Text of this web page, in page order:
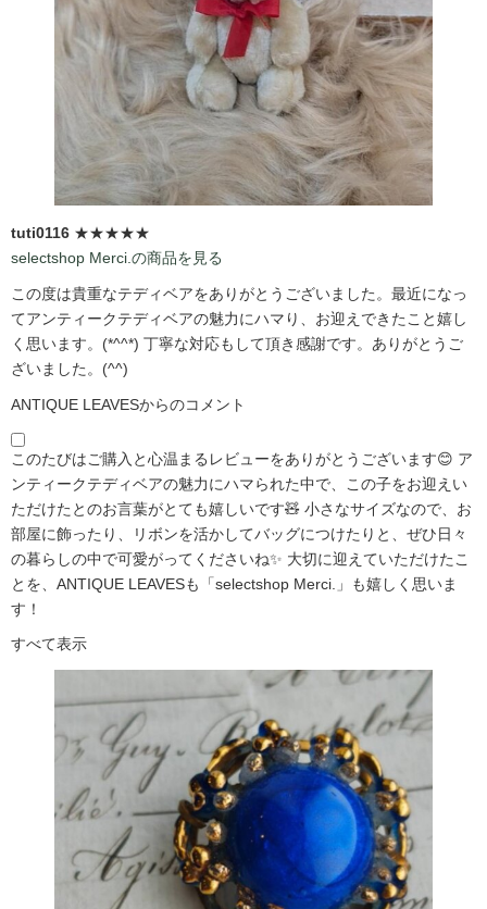
tuti0116 ★★★★★
selectshop Merci.の商品を見る
この度は貴重なテディベアをありがとうございました。最近になっ
てアンティークテディベアの魅力にハマり、お迎えできたこと嬉し
く思います。(*^^*) 丁寧な対応もして頂き感謝です。ありがとうご
ざいました。(^^)
ANTIQUE LEAVESからのコメント
このたびはご購入と心温まるレビューをありがとうございます😊 ア
ンティークテディベアの魅力にハマられた中で、この子をお迎えい
ただけたとのお言葉がとても嬉しいです🧸 小さなサイズなので、お
部屋に飾ったり、リボンを活かしてバッグにつけたりと、ぜひ日々
の暮らしの中で可愛がってくださいね✨ 大切に迎えていただけたこ
とを、ANTIQUE LEAVESも「selectshop Merci.」も嬉しく思いま
す！
すべて表示